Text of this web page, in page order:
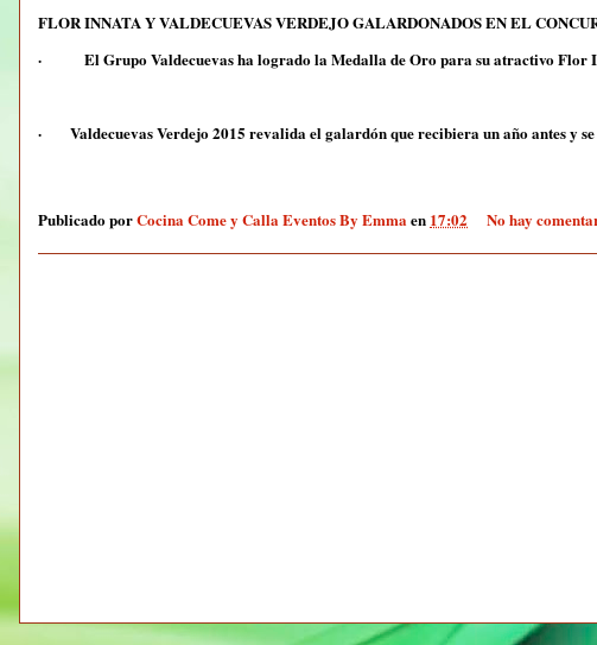
FLOR INNATA Y VALDECUEVAS VERDEJO GALARDONADOS EN EL
· El Grupo Valdecuevas ha logrado la Medalla de Oro para su atractivo Flor
· Valdecuevas Verdejo 2015 revalida el galardón que recibiera un año antes y
Publicado porCocina Come y Calla Eventos By Emmaen 17:02 No hay